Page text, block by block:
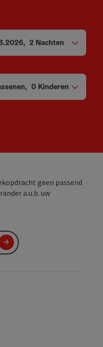
, 2 Nachten
, 0 Kinderen
geen passend
a.u.b. uw